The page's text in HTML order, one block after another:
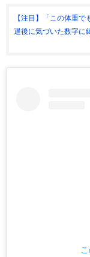
【注目】「この体重
退後に気づいた数字に